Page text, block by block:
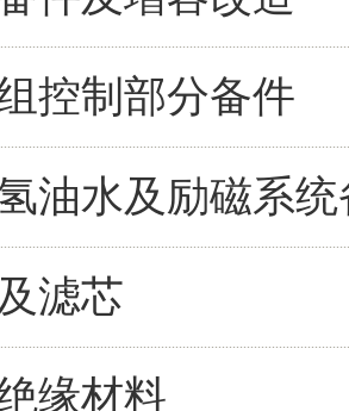
控制部分备件
油水及励磁系统
滤芯
缘材料